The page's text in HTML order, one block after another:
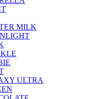
MILK
ULTRA